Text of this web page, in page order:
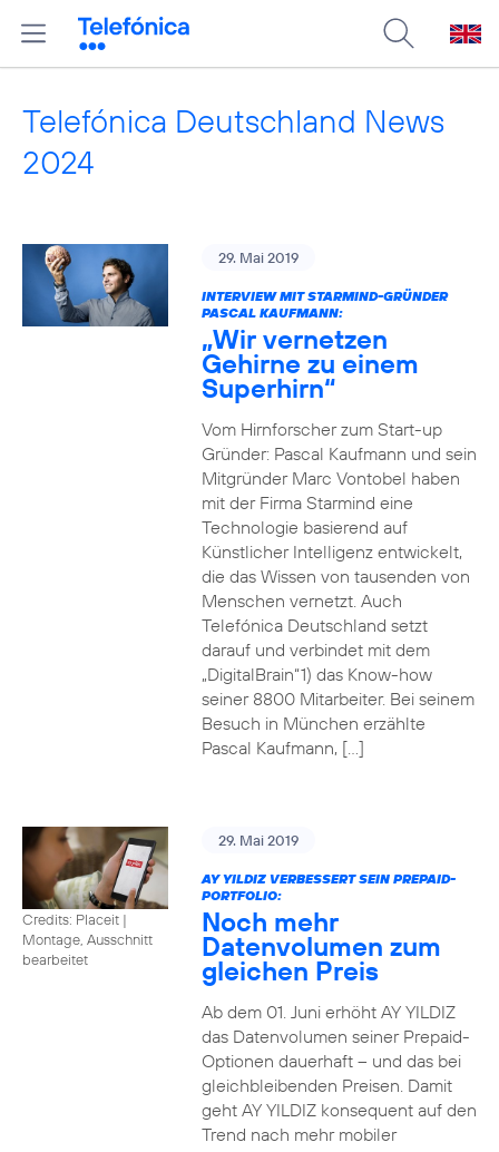
Telefónica Deutschland News
2024
29. Mai 2019
INTERVIEW MIT STARMIND-GRÜNDER
PASCAL KAUFMANN:
„Wir vernetzen
Gehirne zu einem
Superhirn“
Vom Hirnforscher zum Start-up
Gründer: Pascal Kaufmann und sein
Mitgründer Marc Vontobel haben
mit der Firma Starmind eine
Technologie basierend auf
Künstlicher Intelligenz entwickelt,
die das Wissen von tausenden von
Menschen vernetzt. Auch
Telefónica Deutschland setzt
darauf und verbindet mit dem
„DigitalBrain“1) das Know-how
seiner 8800 Mitarbeiter. Bei seinem
Besuch in München erzählte
Pascal Kaufmann, […]
Credits: Placeit |
Montage, Ausschnitt
bearbeitet
29. Mai 2019
AY YILDIZ VERBESSERT SEIN PREPAID-
PORTFOLIO:
Noch mehr
Datenvolumen zum
gleichen Preis
Ab dem 01. Juni erhöht AY YILDIZ
das Datenvolumen seiner Prepaid-
Optionen dauerhaft – und das bei
gleichbleibenden Preisen. Damit
geht AY YILDIZ konsequent auf den
Trend nach mehr mobiler